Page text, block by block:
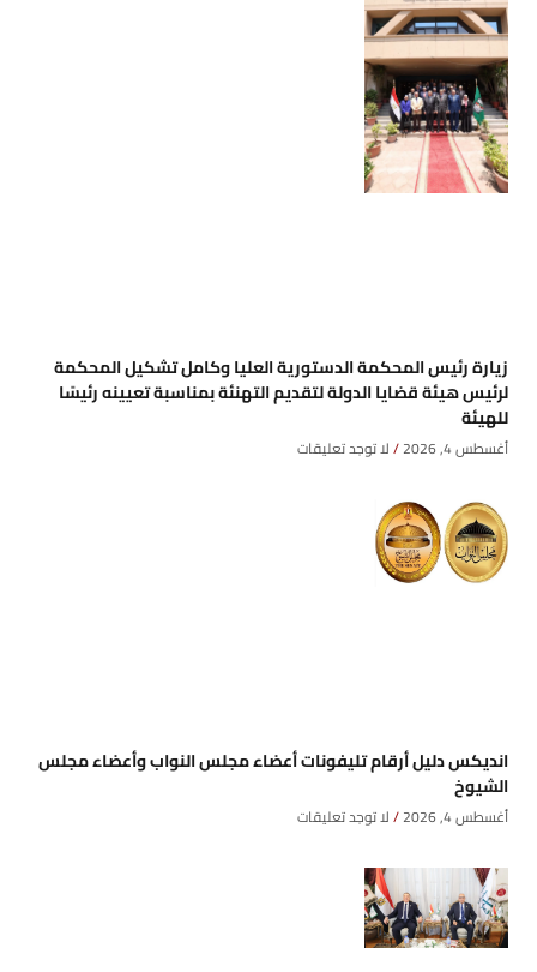
زيارة رئيس المحكمة الدستورية العليا وكامل تشكيل المحكمة
لرئيس هيئة قضايا الدولة لتقديم التهنئة بمناسبة تعيينه رئيسًا
للهيئة
أغسطس 4, 2026 لا توجد تعليقات
انديكس دليل أرقام تليفونات أعضاء مجلس النواب وأعضاء مجلس
الشيوخ
أغسطس 4, 2026 لا توجد تعليقات